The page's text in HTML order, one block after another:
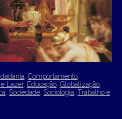
Comportamento
Lazer, Educação Globalização
Sociedade Sociologia Trabalho e